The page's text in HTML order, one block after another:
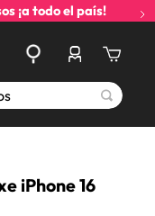
¡a todo el país!
iPhone 16